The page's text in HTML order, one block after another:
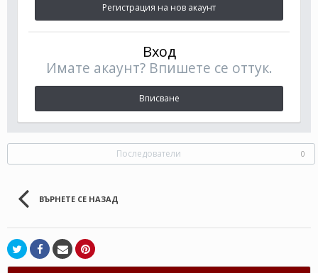
Регистрация на нов акаунт
Вход
Имате акаунт? Впишете се оттук.
Вписване
Последователи 0
ВЪРНЕТЕ СЕ НАЗАД